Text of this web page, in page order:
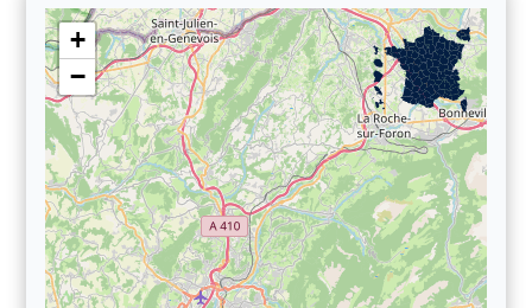
+
−